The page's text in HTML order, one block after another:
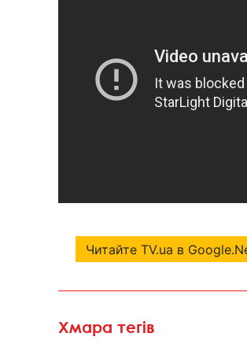
Читайте TV.ua в
Хмара тегів